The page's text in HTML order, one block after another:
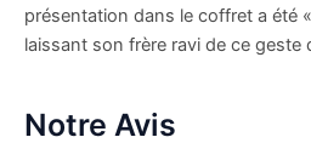
présentation dans le coffret a été
laissant son frère ravi de ce geste
Notre Avis